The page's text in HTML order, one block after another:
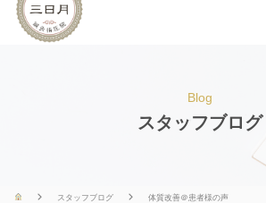
Blog
スタッフブログ
スタッフブログ 体質改善＠患者様の声